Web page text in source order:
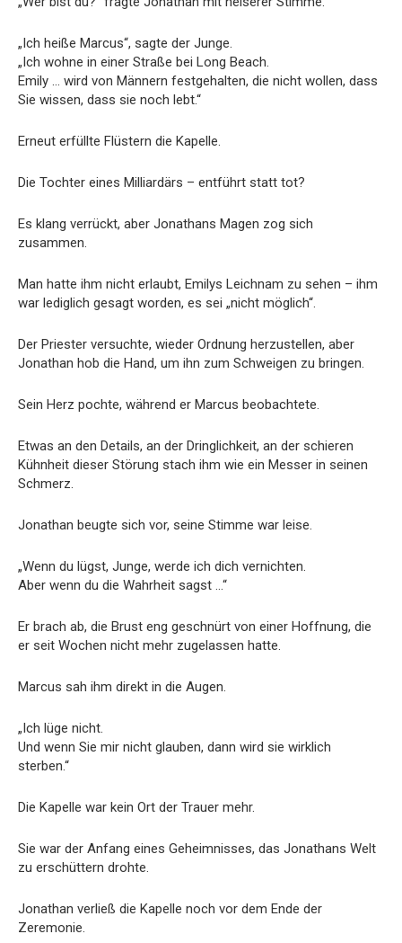
„Ich heiße Marcus“, sagte der Junge.
„Ich wohne in einer Straße bei Long Beach.
Emily … wird von Männern festgehalten, die nicht wollen, dass
Sie wissen, dass sie noch lebt.“
Erneut erfüllte Flüstern die Kapelle.
Die Tochter eines Milliardärs – entführt statt tot?
Es klang verrückt, aber Jonathans Magen zog sich
zusammen.
Man hatte ihm nicht erlaubt, Emilys Leichnam zu sehen – ihm
war lediglich gesagt worden, es sei „nicht möglich“.
Der Priester versuchte, wieder Ordnung herzustellen, aber
Jonathan hob die Hand, um ihn zum Schweigen zu bringen.
Sein Herz pochte, während er Marcus beobachtete.
Etwas an den Details, an der Dringlichkeit, an der schieren
Kühnheit dieser Störung stach ihm wie ein Messer in seinen
Schmerz.
Jonathan beugte sich vor, seine Stimme war leise.
„Wenn du lügst, Junge, werde ich dich vernichten.
Aber wenn du die Wahrheit sagst …“
Er brach ab, die Brust eng geschnürt von einer Hoffnung, die
er seit Wochen nicht mehr zugelassen hatte.
Marcus sah ihm direkt in die Augen.
„Ich lüge nicht.
Und wenn Sie mir nicht glauben, dann wird sie wirklich
sterben.“
Die Kapelle war kein Ort der Trauer mehr.
Sie war der Anfang eines Geheimnisses, das Jonathans Welt
zu erschüttern drohte.
Jonathan verließ die Kapelle noch vor dem Ende der
Zeremonie.